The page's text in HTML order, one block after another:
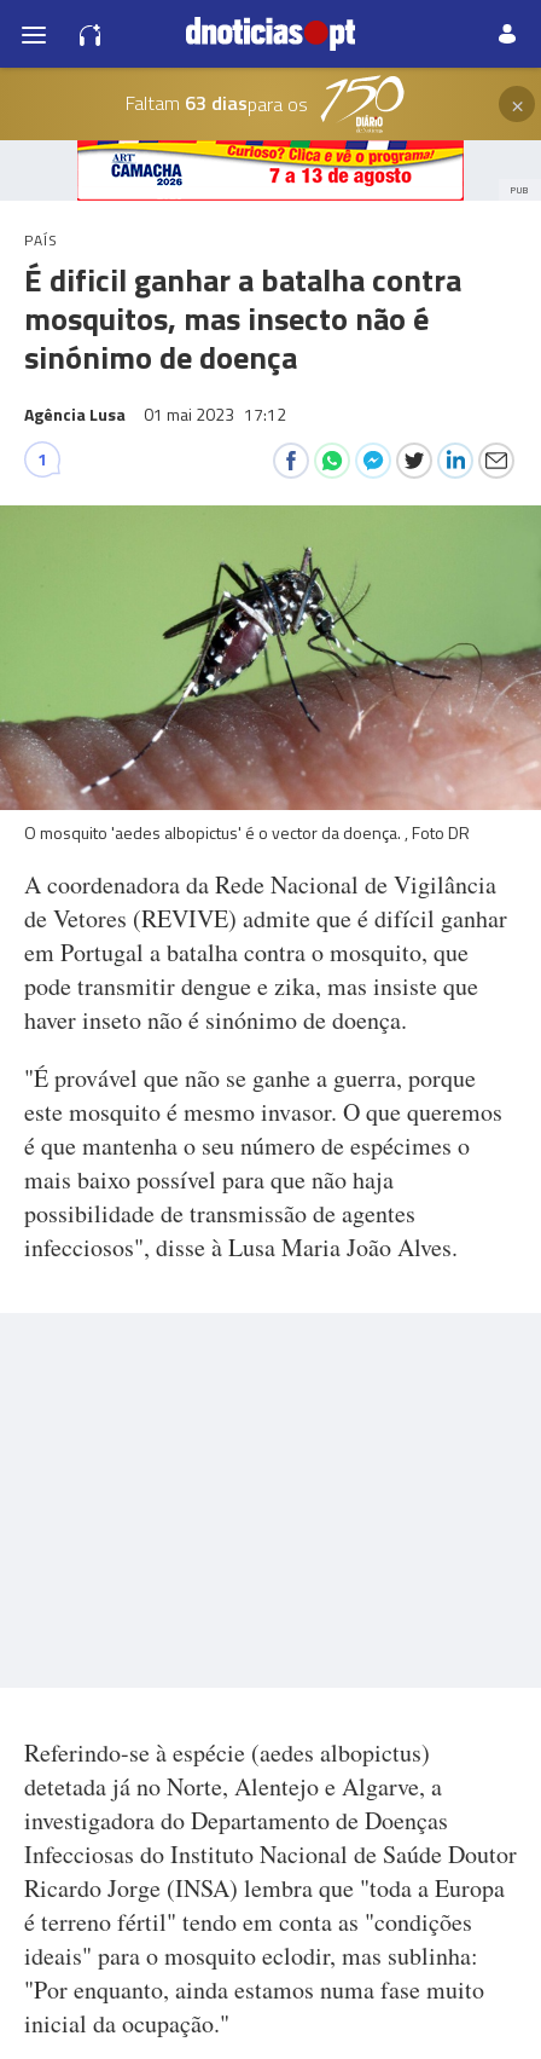
Faltam 63 diaspara os ×
PUB
PAÍS
É dificil ganhar a batalha contra
mosquitos, mas insecto não é
sinónimo de doença
Agência Lusa 01 mai 2023 17:12
1
O mosquito 'aedes albopictus' é o vector da doença. , Foto DR
A coordenadora da Rede Nacional de Vigilância
de Vetores (REVIVE) admite que é difícil ganhar
em Portugal a batalha contra o mosquito, que
pode transmitir dengue e zika, mas insiste que
haver inseto não é sinónimo de doença.
"É provável que não se ganhe a guerra, porque
este mosquito é mesmo invasor. O que queremos
é que mantenha o seu número de espécimes o
mais baixo possível para que não haja
possibilidade de transmissão de agentes
infecciosos", disse à Lusa Maria João Alves.
Referindo-se à espécie (aedes albopictus)
detetada já no Norte, Alentejo e Algarve, a
investigadora do Departamento de Doenças
Infecciosas do Instituto Nacional de Saúde Doutor
Ricardo Jorge (INSA) lembra que "toda a Europa
é terreno fértil" tendo em conta as "condições
ideais" para o mosquito eclodir, mas sublinha:
"Por enquanto, ainda estamos numa fase muito
inicial da ocupação."